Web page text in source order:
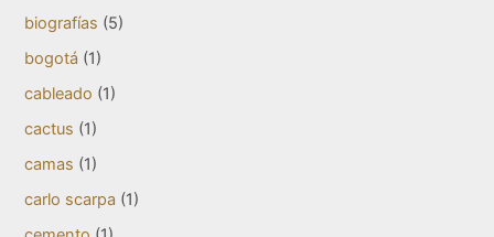
biografías (5)
bogotá (1)
cableado (1)
cactus (1)
camas (1)
carlo scarpa (1)